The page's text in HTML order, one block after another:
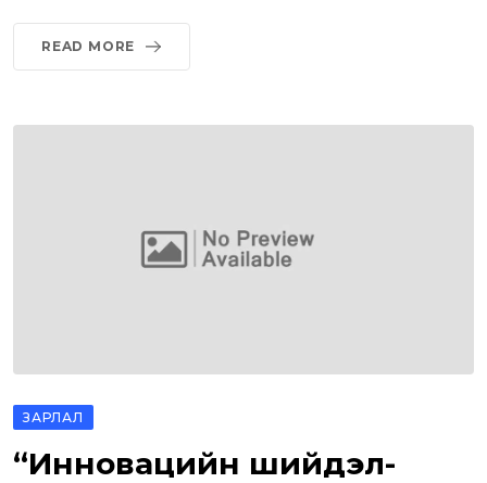
READ MORE
ЗАРЛАЛ
“Инновацийн шийдэл-